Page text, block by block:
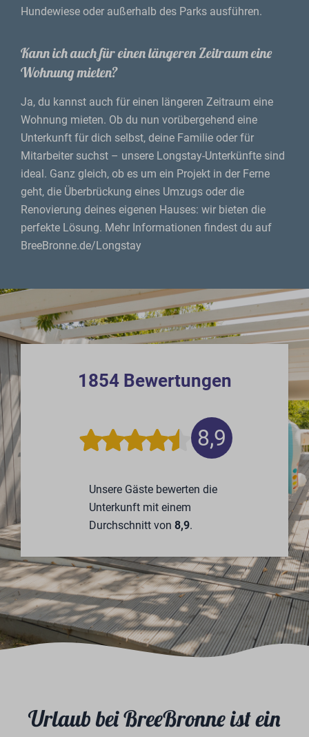
Hundewiese oder außerhalb des Parks ausführen.
Kann ich auch für einen längeren Zeitraum eine
Wohnung mieten?
Ja, du kannst auch für einen längeren Zeitraum eine
Wohnung mieten. Ob du nun vorübergehend eine
Unterkunft für dich selbst, deine Familie oder für
Mitarbeiter suchst – unsere Longstay-Unterkünfte sind
ideal. Ganz gleich, ob es um ein Projekt in der Ferne
geht, die Überbrückung eines Umzugs oder die
Renovierung deines eigenen Hauses: wir bieten die
perfekte Lösung. Mehr Informationen findest du auf
BreeBronne.de/Longstay
1854 Bewertungen
8,9
Unsere Gäste bewerten die
Unterkunft mit einem
Durchschnitt von 8,9.
Urlaub bei BreeBronne ist ein